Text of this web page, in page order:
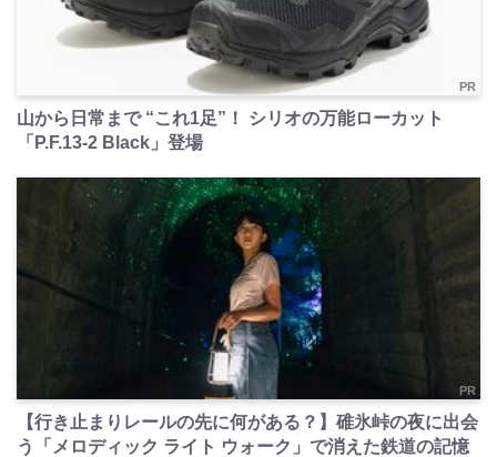
PR
山から日常まで “これ1足”！ シリオの万能ローカット
「P.F.13-2 Black」登場
PR
【行き止まりレールの先に何がある？】碓氷峠の夜に出会
う「メロディック ライト ウォーク」で消えた鉄道の記憶